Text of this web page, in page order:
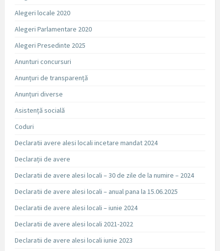
Alegeri locale 2020
Alegeri Parlamentare 2020
Alegeri Presedinte 2025
Anunturi concursuri
Anunțuri de transparență
Anunțuri diverse
Asistență socială
Coduri
Declaratii avere alesi locali incetare mandat 2024
Declarații de avere
Declaratii de avere alesi locali – 30 de zile de la numire – 2024
Declaratii de avere alesi locali – anual pana la 15.06.2025
Declaratii de avere alesi locali – iunie 2024
Declaratii de avere alesi locali 2021-2022
Declaratii de avere alesi locali iunie 2023